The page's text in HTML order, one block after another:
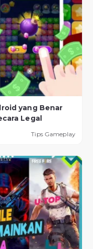
yang Benar
Legal
Tips Gameplay